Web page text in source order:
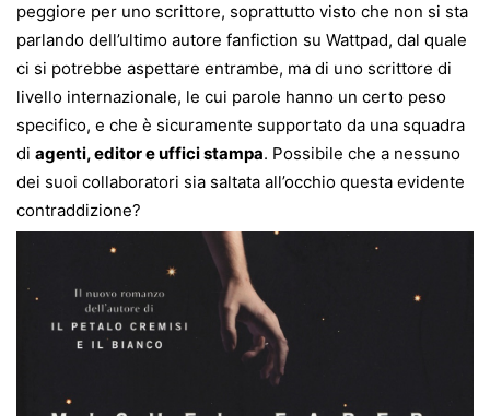
peggiore per uno scrittore, soprattutto visto che non si sta
parlando dell’ultimo autore fanfiction su Wattpad, dal quale
ci si potrebbe aspettare entrambe, ma di uno scrittore di
livello internazionale, le cui parole hanno un certo peso
specifico, e che è sicuramente supportato da una squadra
di agenti, editor e uffici stampa. Possibile che a nessuno
dei suoi collaboratori sia saltata all’occhio questa evidente
contraddizione?